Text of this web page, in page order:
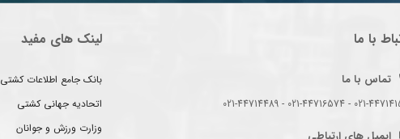
با ما
تماس با ما
021-44714158 - 021-44716574 -
لینک های مفید
بانک جامع اطلاعات کشتی
اتحادیه جهانی کشتی
وزارت ورزش و جوانان